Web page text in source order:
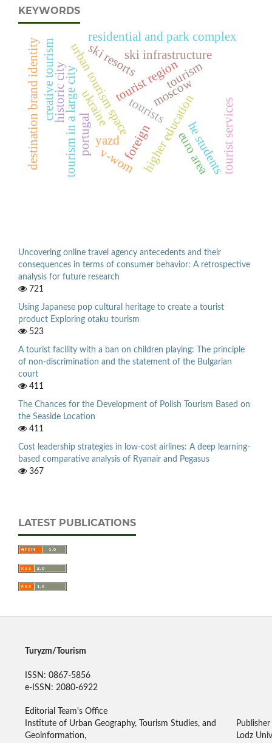
KEYWORDS
tourism
higher educationhe students
foreign
ukraine
urban tourism space
tourism in a large city moscow
tourist region
residential and park complex
ski resortsski infrastructure
tourists
historic city
yazd
creative tourism
tourist services
portugal
destination brand identity v-wom euro area
Uncovering online travel agency antecedents and their
consequences in terms of consumer behavior: A retrospective
analysis for future research
721
Using Japanese pop cultural heritage to create a tourist
product Exploring otaku tourism
523
A tourist facility with a ban on children playing: The principle
of non-discrimination and the statement of the Bulgarian
court
411
The Chances for the Development of Polish Tourism Based on
the Seaside Location
411
Cost leadership strategies in low-cost airlines: A deep learning-
based comparative analysis of Ryanair and Pegasus
367
LATEST PUBLICATIONS
Turyzm/Tourism
ISSN: 0867-5856
e-ISSN: 2080-6922
Editorial Team's Office
Institute of Urban Geography, Tourism Studies, and
Geoinformation,
Publisher
Lodz